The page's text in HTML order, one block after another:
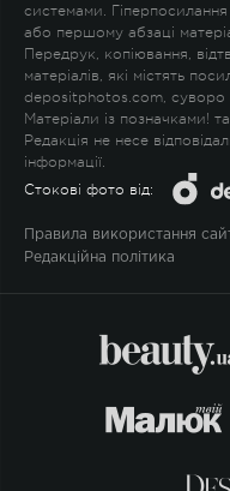
системами.
або першому абзаці
Передрук, копіювання,
матеріалів, які містять
depositphotos.com, суворо
Матеріали із позначками! та
Редакція не несе
інформації.
Стокові фото від:
Правила використання
Редакційна політика